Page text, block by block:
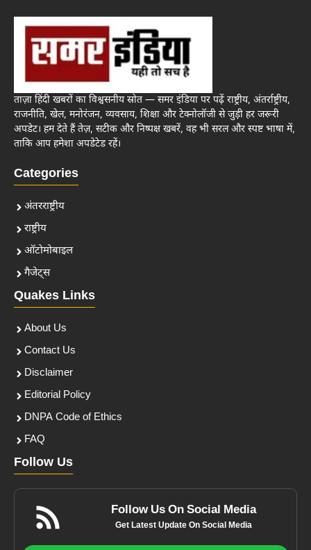
ताज़ा हिंदी खबरों का विश्वसनीय स्रोत — समर इंडिया पर पढ़ें राष्ट्रीय, अंतर्राष्ट्रीय,
राजनीति, खेल, मनोरंजन, व्यवसाय, शिक्षा और टेक्नोलॉजी से जुड़ी हर जरूरी
अपडेट। हम देते हैं तेज़, सटीक और निष्पक्ष खबरें, वह भी सरल और स्पष्ट भाषा में,
ताकि आप हमेशा अपडेटेड रहें।
Categories
अंतरराष्ट्रीय
राष्ट्रीय
ऑटोमोबाइल
गैजेट्स
Quakes Links
About Us
Contact Us
Disclaimer
Editorial Policy
DNPA Code of Ethics
FAQ
Follow Us
Follow Us On Social Media
Get Latest Update On Social Media